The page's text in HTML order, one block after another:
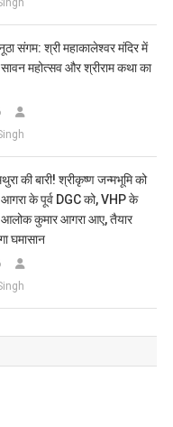
संगम: श्री महाकालेश्वर मंदिर में
महोत्सव और श्रीराम कथा का
की बारी! श्रीकृष्ण जन्मभूमि को
के पूर्व DGC को, VHP के
आलोक कुमार आगरा आए, तैयार
घमासान